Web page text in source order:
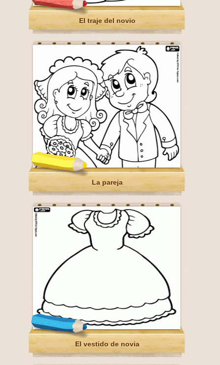
El traje del novio
La pareja
El vestido de novia